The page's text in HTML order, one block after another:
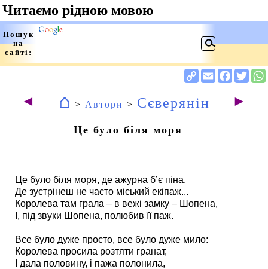
◄ ⌂ > Автори > Сєверянін ►
Це було біля моря
Це було біля моря, де ажурна б’є піна,
Де зустрінеш не часто міський екіпаж...
Королева там грала – в вежі замку – Шопена,
І, під звуки Шопена, полюбив її паж.
Все було дуже просто, все було дуже мило:
Королева просила розтяти гранат,
І дала половину, і пажа полонила,